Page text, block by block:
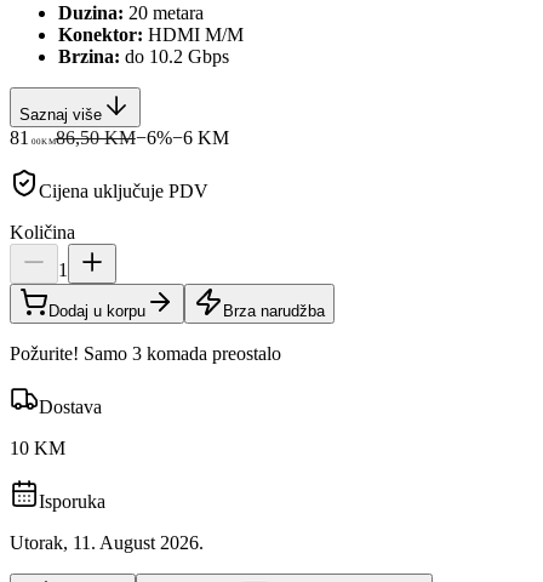
Duzina: 20 metara
Konektor: HDMI M/M
Brzina: do 10.2 Gbps
Saznaj više
81 00KM86,50 KM−6%−6KM
Cijena uključuje PDV
Količina
1
Dodaj u korpu Brza narudžba
Požurite! Samo 3 komada preostalo
Dostava
10 KM
Isporuka
Utorak, 11. August 2026.